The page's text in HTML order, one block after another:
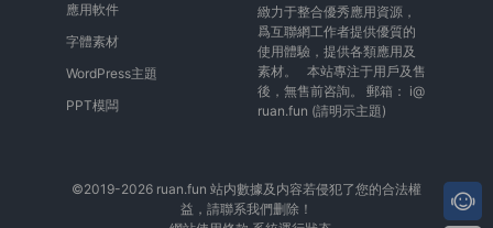
應用軟件
字體素材
WordPress主題
PPT模闆
緻力于整合優秀應用資源，
爲互聯網工作者提供優質的
使用體驗，提供各類應用及
素材。 本站專注于用戶及售
後，無售前咨詢。 郵箱： i@
ruan.fun (請明示主題)
©2019-2026 ruan.fun 站内數據及内容若侵犯了您的合法權
益，請聯系我們删除！